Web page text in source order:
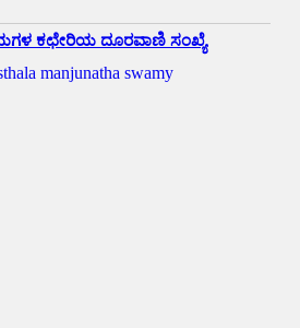
ಕಛೇರಿಯ ದೂರವಾಣಿ ಸಂಖ್ಯೆ